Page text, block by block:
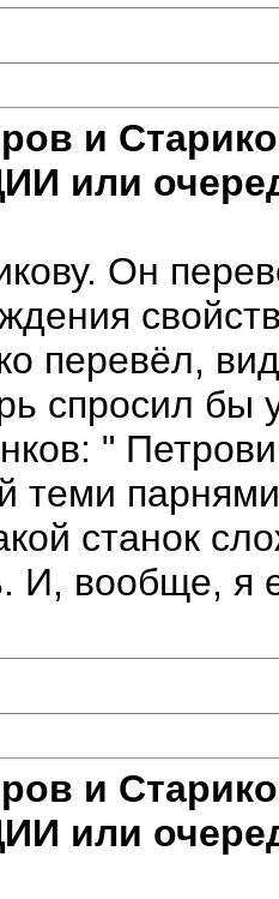
и
или
Он
перевёл,
спросил бы
"
теми
станок
И, вообще, я
и
или